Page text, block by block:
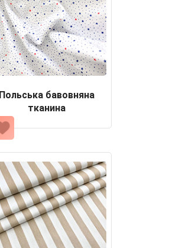
Польська бавовняна
тканина